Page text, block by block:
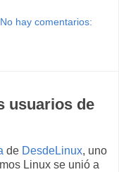
No hay comentarios:
usuarios de
de DesdeLinux, uno
Linux se unió a